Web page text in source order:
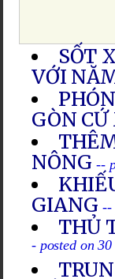
SỐT
VỚI
GÒN
NÔNG --
GIANG --
THỦ
- posted on